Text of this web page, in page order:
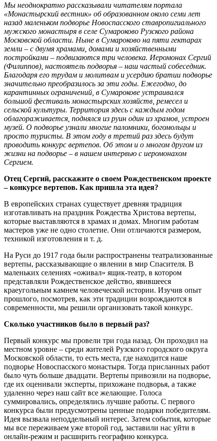
Мы неоднократно рассказывали читателям портала
«Монастырский вестник» об образованном около семи лет
назад маленьком подворье Новоспасского ставропигиального
мужского монастыря в селе Сумароково Рузского района
Московской области. Ныне в Сумароково на пяти гектарах
земли – с двумя храмами, домами и хозяйственными
постройками – подвизаются три человека. Иеромонах Сергий
(Филиппов), настоятель подворья – наш частый собеседник.
Благодаря его трудам и молитвам и усердию братии подворье
значительно преобразилось за эти годы. Ежегодно, до
карантинных ограничений, в Сумарокове устраивался
большой фестиваль монастырских хозяйств, ремесел и
сельской культуры. Территория здесь с каждым годом
облагораживается, поднялся из руин один из храмов, устроен
музей. О подворье узнали многие паломники, богомольцы и
просто туристы. В этом году в третий раз здесь будут
проводить конкурс вертепов. Об этом и о многом другом из
жизни на подворье – в нашем интервью с иеромонахом
Сергием.
Отец Сергий, расскажите о своем Рождественском проекте
– конкурсе вертепов. Как пришла эта идея?
В европейских странах существует древняя традиция
изготавливать на праздник Рождества Христова вертепы,
которые выставляются в храмах и домах. Многим работам
мастеров уже не одно столетие. Они отличаются размером,
техникой изготовления и т. д.
На Руси до 1917 года были распространены театрализованные
вертепы, рассказывающие о явлении в мир Спасителя. В
маленьких селениях «оживал» ящик-театр, в котором
представляли Рождественское действо, явившееся
краеугольным камнем человеческой истории. Изучив опыт
прошлого, посмотрев, как эти традиции возрождаются в
современности, мы решили организовать такой конкурс.
Сколько участников было в первый раз?
Первый конкурс мы провели три года назад. Он проходил на
местном уровне – среди жителей Рузского городского округа
Московской области, то есть места, где находится наше
подворье Новоспасского монастыря. Тогда присланных работ
было чуть больше двадцати. Вертепы привозили на подворье,
где их оценивали эксперты, прихожане подворья, а также
удаленно через наш сайт все желающие. Голоса
суммировались, определялись лучшие работы. С первого
конкурса были предусмотрены ценные подарки победителям.
Идея вызвала неподдельный интерес. Затем события, которые
мы все переживаем уже второй год, заставили нас уйти в
онлайн-режим и расширить географию конкурса.